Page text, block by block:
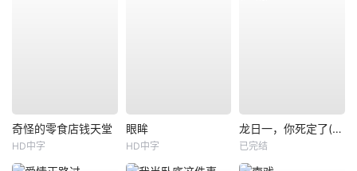
奇怪的零食店钱天堂
HD中字
眼眸
HD中字
龙日一，你死定了(短剧)
已完结